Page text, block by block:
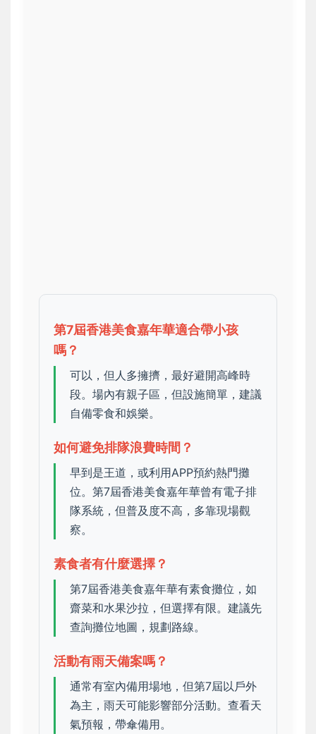
第7屆香港美食嘉年華適合帶小孩
嗎？
可以，但人多擁擠，最好避開高峰時
段。場內有親子區，但設施簡單，建議
自備零食和娛樂。
如何避免排隊浪費時間？
早到是王道，或利用APP預約熱門攤
位。第7屆香港美食嘉年華曾有電子排
隊系統，但普及度不高，多靠現場觀
察。
素食者有什麼選擇？
第7屆香港美食嘉年華有素食攤位，如
齋菜和水果沙拉，但選擇有限。建議先
查詢攤位地圖，規劃路線。
活動有雨天備案嗎？
通常有室內備用場地，但第7屆以戶外
為主，雨天可能影響部分活動。查看天
氣預報，帶傘備用。